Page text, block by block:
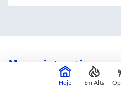
Mapas interativos
Hoje Em Alta